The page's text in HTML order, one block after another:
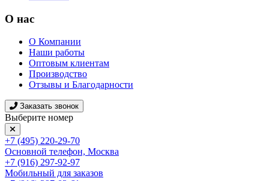
О нас
О Компании
Наши работы
Оптовым клиентам
Производство
Отзывы и Благодарности
Заказать звонок
Выберите номер
+7 (495) 220-29-70
Основной телефон, Москва
+7 (916) 297-92-97
Мобильный для заказов